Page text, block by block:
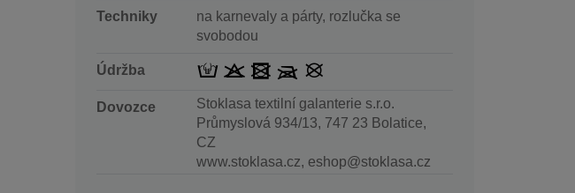
Techniky
na karnevaly a párty, rozlučka se
svobodou
Údržba
Dovozce
Stoklasa textilní galanterie s.r.o.
Průmyslová 934/13, 747 23 Bolatice,
CZ
www.stoklasa.cz, eshop@stoklasa.cz